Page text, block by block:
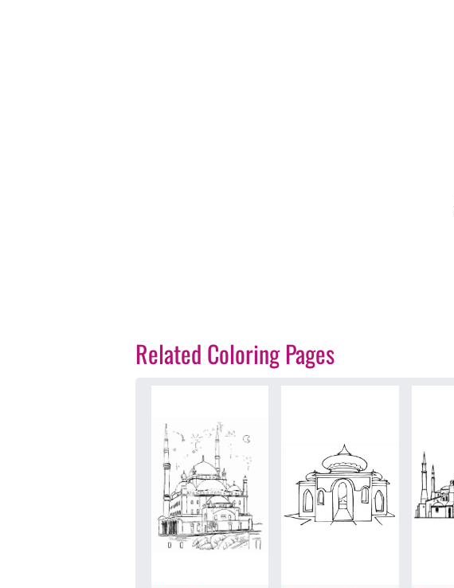
Related Coloring Pages